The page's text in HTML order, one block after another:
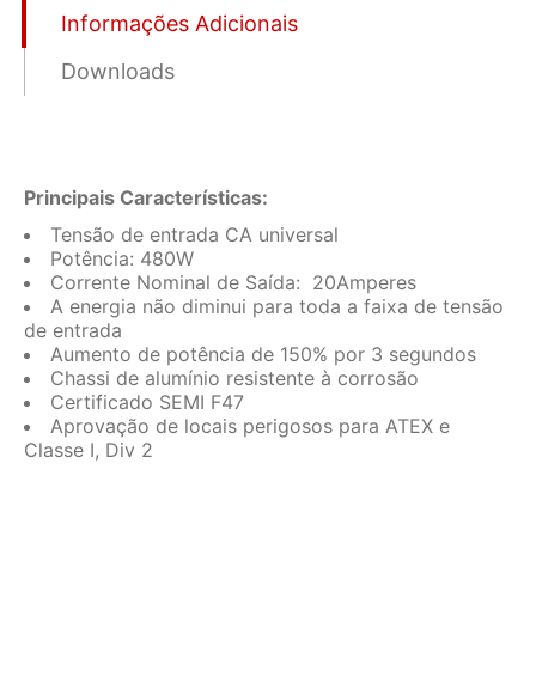
Informações Adicionais
Downloads
Principais Características:
Tensão de entrada CA universal
Potência: 480W
Corrente Nominal de Saída: 20Amperes
A energia não diminui para toda a faixa de tensão
de entrada
Aumento de potência de 150% por 3 segundos
Chassi de alumínio resistente à corrosão
Certificado SEMI F47
Aprovação de locais perigosos para ATEX e
Classe I, Div 2